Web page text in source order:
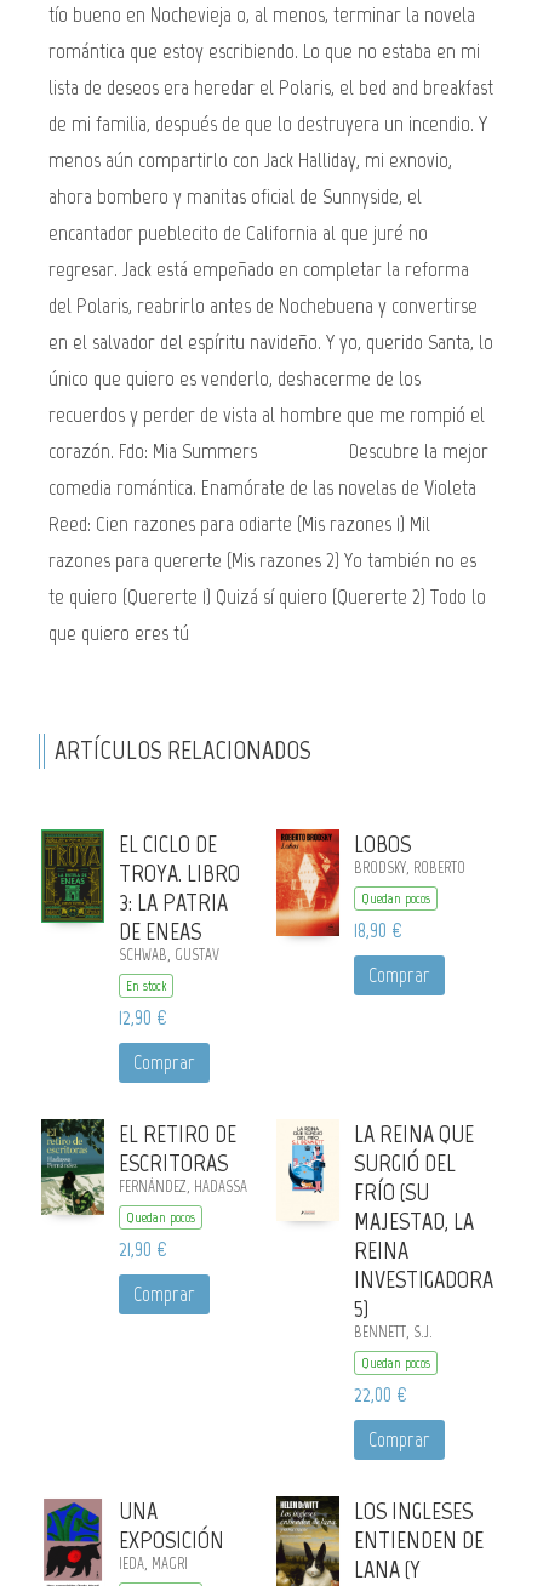
tío bueno en Nochevieja o, al menos, terminar la novela
romántica que estoy escribiendo. Lo que no estaba en mi
lista de deseos era heredar el Polaris, el bed and breakfast
de mi familia, después de que lo destruyera un incendio. Y
menos aún compartirlo con Jack Halliday, mi exnovio,
ahora bombero y manitas oficial de Sunnyside, el
encantador pueblecito de California al que juré no
regresar. Jack está empeñado en completar la reforma
del Polaris, reabrirlo antes de Nochebuena y convertirse
en el salvador del espíritu navideño. Y yo, querido Santa, lo
único que quiero es venderlo, deshacerme de los
recuerdos y perder de vista al hombre que me rompió el
corazón. Fdo: Mia Summers _________________ Descubre la mejor
comedia romántica. Enamórate de las novelas de Violeta
Reed: Cien razones para odiarte (Mis razones 1) Mil
razones para quererte (Mis razones 2) Yo también no es
te quiero (Quererte 1) Quizá sí quiero (Quererte 2) Todo lo
que quiero eres tú
ARTÍCULOS RELACIONADOS
EL CICLO DE
TROYA. LIBRO
3: LA PATRIA
DE ENEAS
SCHWAB, GUSTAV
En stock
12,90 €
Comprar
LOBOS
BRODSKY, ROBERTO
Quedan pocos
18,90 €
Comprar
EL RETIRO DE
ESCRITORAS
FERNÁNDEZ, HADASSA
Quedan pocos
21,90 €
Comprar
LA REINA QUE
SURGIÓ DEL
FRÍO (SU
MAJESTAD, LA
REINA
INVESTIGADORA
5)
BENNETT, S.J.
Quedan pocos
22,00 €
Comprar
UNA
EXPOSICIÓN
IEDA, MAGRI
LOS INGLESES
ENTIENDEN DE
LANA (Y